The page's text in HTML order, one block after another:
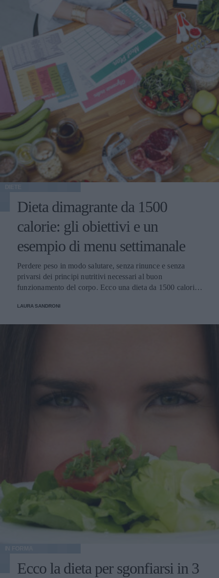
Dieta dimagrante da 1500
calorie: gli obiettivi e un
esempio di menu settimanale
Perdere peso in modo salutare, senza rinunce e senza
privarsi dei principi nutritivi necessari al buon
funzionamento del corpo. Ecco una dieta da 1500 calorie,
LAURA SANDRONI
Ecco la dieta per sgonfiarsi in 3